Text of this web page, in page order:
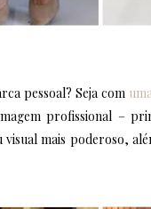
pessoal? Seja com
profissional –
mais poderoso,